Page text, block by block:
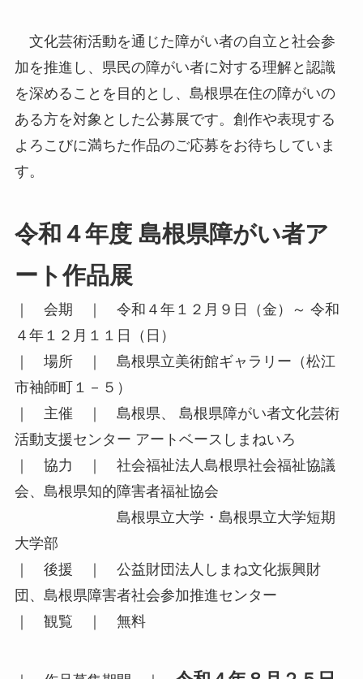
文化芸術活動を通じた障がい者の自立と社会参
加を推進し、県民の障がい者に対する理解と認識
を深めることを目的とし、島根県在住の障がいの
ある方を対象とした公募展です。創作や表現する
よろこびに満ちた作品のご応募をお待ちしていま
す。
令和４年度 島根県障がい者ア
ート作品展
｜ 会期 ｜ 令和４年１２月９日（金）～ 令和
４年１２月１１日（日）
｜ 場所 ｜ 島根県立美術館ギャラリー（松江
市袖師町１－５）
｜ 主催 ｜ 島根県、 島根県障がい者文化芸術
活動支援センター アートベースしまねいろ
｜ 協力 ｜ 社会福祉法人島根県社会福祉協議
会、島根県知的障害者福祉協会
島根県立大学・島根県立大学短期
大学部
｜ 後援 ｜ 公益財団法人しまね文化振興財
団、島根県障害者社会参加推進センター
｜ 観覧 ｜ 無料